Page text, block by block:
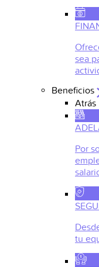
sea
Beneficios
Atrás
Por
tu